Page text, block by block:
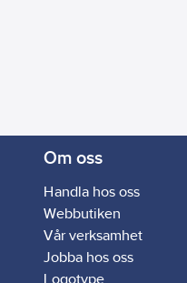
Om oss
Handla hos oss
Webbutiken
Vår verksamhet
Jobba hos oss
Logotype